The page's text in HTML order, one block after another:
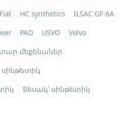
Fiat HC synthetics
ILSAC GF-6A
PAO USVO
Volvo
մեքենաներ
սինթետիկ
Տեսակ՝ սինթետիկ